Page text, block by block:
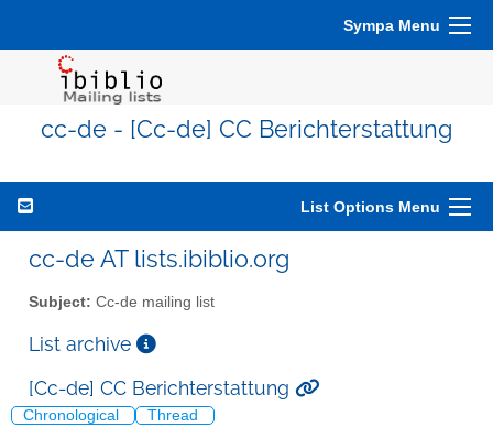
Sympa Menu
cc-de - [Cc-de] CC Berichterstattung
List Options Menu
cc-de AT lists.ibiblio.org
Subject: Cc-de mailing list
List archive
[Cc-de] CC Berichterstattung
Chronological Thread